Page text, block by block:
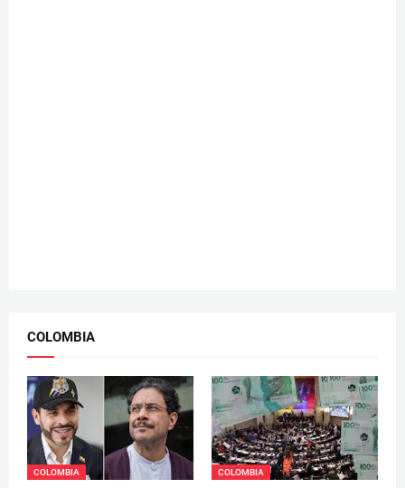
COLOMBIA
COLOMBIA COLOMBIA